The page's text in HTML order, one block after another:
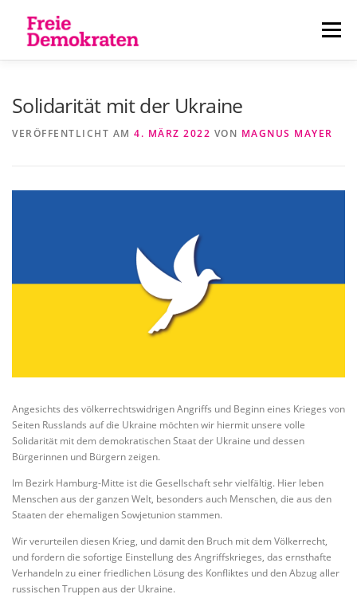
springen
Menü
Solidarität mit der Ukraine
VERÖFFENTLICHT AM 4. MÄRZ 2022 VON MAGNUS MAYER
Angesichts des völkerrechtswidrigen Angriffs und Beginn eines Krieges von
Seiten Russlands auf die Ukraine möchten wir hiermit unsere volle
Solidarität mit dem demokratischen Staat der Ukraine und dessen
Bürgerinnen und Bürgern zeigen.
Im Bezirk Hamburg-Mitte ist die Gesellschaft sehr vielfältig. Hier leben
Menschen aus der ganzen Welt, besonders auch Menschen, die aus den
Staaten der ehemaligen Sowjetunion stammen.
Wir verurteilen diesen Krieg, und damit den Bruch mit dem Völkerrecht,
und fordern die sofortige Einstellung des Angriffskrieges, das ernsthafte
Verhandeln zu einer friedlichen Lösung des Konfliktes und den Abzug aller
russischen Truppen aus der Ukraine.